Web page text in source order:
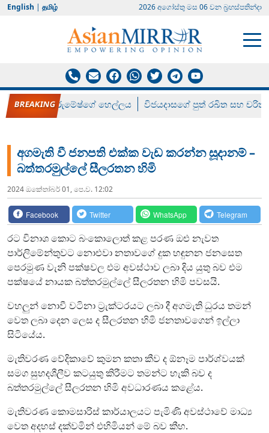
English | தமிழ் 2026 අගෝස්‍තු මස 06 වන බ්‍රහස්පතින්දා
රන් ගෙනා රුමේෂ්ගේ හෙල්ලය විජයදාසගේ පුත් රඛිත සහ චරිත්
අගමැති වී ජනපති එක්ක වැඩ කරන්න සූදානම් –
බත්තරමුල්ලේ සීලරතන හිමි
2024 ඔක්‍තෝබර් 01, පෙ.ව. 12:02
Facebook Twitter WhatsApp Telegram
රට විනාශ කොට බංකොලොත් කළ පරණ ඔළු නැවත
පාර්ලිමේන්තුවට නොඑවා නතාවගේ දුක හඳුනන ජනසෙත
පෙරමුණ වැනි පක්ෂවල එම අවස්ථාව ලබා දිය යුතු බව එම
පක්ෂයේ නායක බත්තරමුල්ලේ සීලරතන හිමි පවසයි.
වහලුන් නොවී වටිනා ට්‍රැක්ටරයට ලබා දී අගමැති ධුරය තමන්
වෙත ලබා දෙන ලෙස ද සීලරතන හිමි ජනතාවගෙන් ඉල්ලා
සිටියේය.
මැතිවරණ වේදිකාවේ කුමන කතා කීව ද ඕනෑම පාර්ශ්වයක්
සමග සුහදශීලීව කටයුතු කිරීමට තමන්ට හැකි බව ද
බත්තරමුල්ලේ සීලරතන හිමි අවධාරණය කළේය.
මැතිවරණ කොමසාරිස් කාර්යාලයට පැමිණි අවස්ථාවේ මාධ්‍ය
වෙත අදහස් දක්වමින් එහිමියන් මේ බව කීහ.